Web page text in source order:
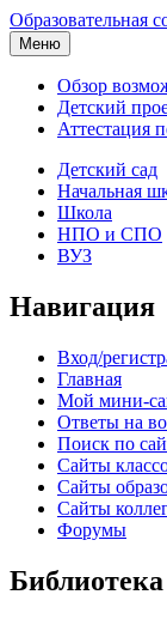
Образовательная
Меню
Обзор
Детский
Аттестация
Детский сад
Начальная
Школа
НПО и СПО
ВУЗ
Навигация
Вход/
Главная
Мой мини-
Ответы на
Поиск по
Сайты
Сайты
Сайты
Форумы
Библиотека